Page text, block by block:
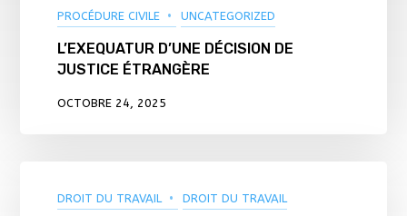
PROCÉDURE CIVILE
UNCATEGORIZED
L’EXEQUATUR D’UNE DÉCISION DE
JUSTICE ÉTRANGÈRE
OCTOBRE 24, 2025
DROIT DU TRAVAIL DROIT DU TRAVAIL